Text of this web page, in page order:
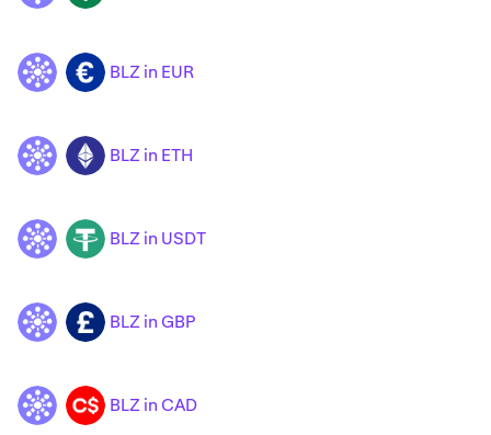
BLZ EUR BLZ in EUR
BLZ ETH BLZ in ETH
BLZ USDT BLZ in USDT
BLZ GBP BLZ in GBP
BLZ CAD BLZ in CAD